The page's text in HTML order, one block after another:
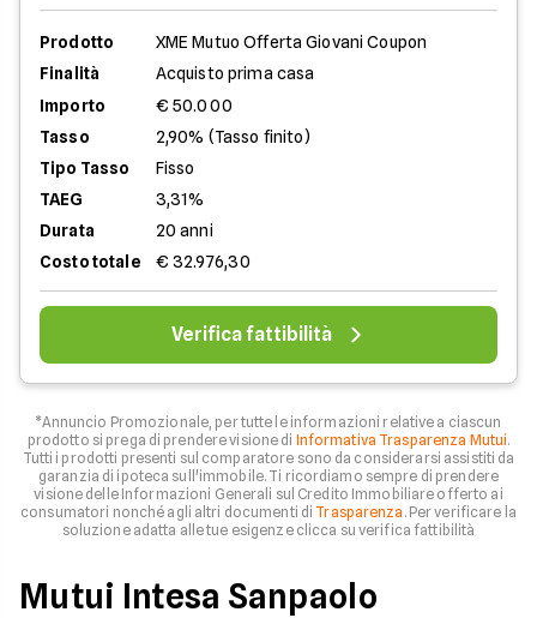
Prodotto
XME Mutuo Offerta Giovani Coupon
Finalità
Acquisto prima casa
Importo
€ 50.000
Tasso
2,90% (Tasso finito)
Tipo Tasso
Fisso
TAEG
3,31%
Durata
20 anni
Costo totale
€ 32.976,30
Verifica fattibilità
*Annuncio Promozionale, per tutte le informazioni relative a ciascun
prodotto si prega di prendere visione di Informativa Trasparenza Mutui.
Tutti i prodotti presenti sul comparatore sono da considerarsi assistiti da
garanzia di ipoteca sull'immobile. Ti ricordiamo sempre di prendere
visione delle Informazioni Generali sul Credito Immobiliare offerto ai
consumatori nonché agli altri documenti di Trasparenza . Per verificare la
soluzione adatta alle tue esigenze clicca su verifica fattibilità
Mutui Intesa Sanpaolo